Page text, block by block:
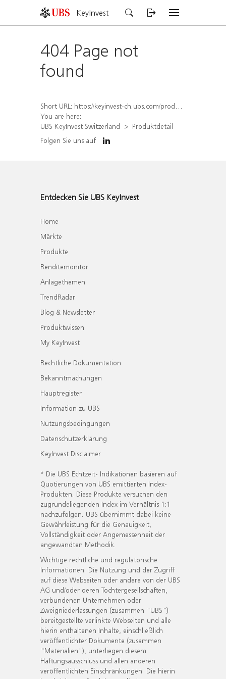
KeyInvest
404 Page not
found
Short URL: https://keyinvest-ch.ubs.com/produkt/detail/index/isin/CH1579752820
You are here:
UBS KeyInvest Switzerland
Produktdetail
Folgen Sie uns auf
Entdecken Sie UBS KeyInvest
Home
Märkte
Produkte
Renditemonitor
Anlagethemen
TrendRadar
Blog & Newsletter
Produktwissen
My KeyInvest
Rechtliche Dokumentation
Bekanntmachungen
Hauptregister
Information zu UBS
Nutzungsbedingungen
Datenschutzerklärung
KeyInvest Disclaimer
* Die UBS Echtzeit- Indikationen basieren auf
Quotierungen von UBS emittierten Index-
Produkten. Diese Produkte versuchen den
zugrundeliegenden Index im Verhältnis 1:1
nachzufolgen. UBS übernimmt dabei keine
Gewährleistung für die Genauigkeit,
Vollständigkeit oder Angemessenheit der
angewandten Methodik.
Wichtige rechtliche und regulatorische
Informationen. Die Nutzung und der Zugriff
auf diese Webseiten oder andere von der UBS
AG und/oder deren Tochtergesellschaften,
verbundenen Unternehmen oder
Zweigniederlassungen (zusammen "UBS")
bereitgestellte verlinkte Webseiten und alle
hierin enthaltenen Inhalte, einschließlich
veröffentlichter Dokumente (zusammen
"Materialien"), unterliegen diesem
Haftungsausschluss und allen anderen
veröffentlichten Einschränkungen. Die hierin